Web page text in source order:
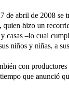
de abril de 2008
hizo un
casas –lo cual
niños y niñas, a
con
que anunció